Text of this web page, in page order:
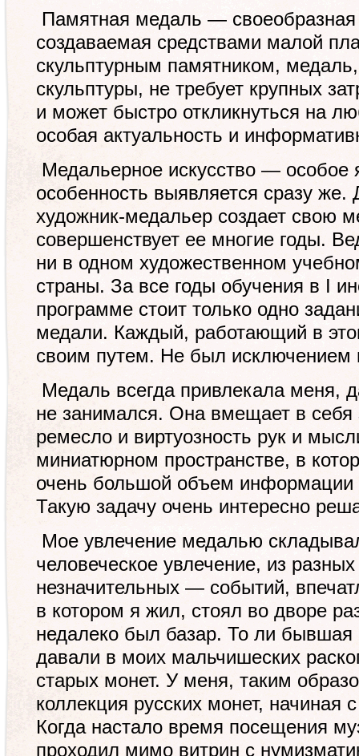
Памятная медаль — своеобразная
создаваемая средствами малой
скульптурным памятником,
скульптуры, не требует крупных
и может быстро откликнуться на
особая актуальность и
Медальерное искусство — особое
особенность выявляется сразу же.
художник-медальер создает свою
совершенствует ее многие годы.
ни в одном художественном
страны. За все годы обучения в I
программе стоит только одно
медали. Каждый, работающий в
своим путем. Не был исключением
Медаль всегда привлекала меня,
не занимался. Она вмещает в себя
ремесло и виртуозность рук и
миниатюрном пространстве, в
очень большой объем информации
Такую задачу очень интересно
Мое увлечение медалью
человеческое увлечение, из
незначительных — событий,
в котором я жил, стоял во дворе
недалеко был базар. То ли бывшая
давали в моих мальчишеских
старых монет. У меня, таким
коллекция русских монет, начиная
Когда настало время посещения
проходил мимо витрин с